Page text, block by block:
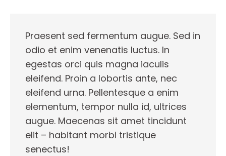
Praesent sed fermentum augue. Sed in
odio et enim venenatis luctus. In
egestas orci quis magna iaculis
eleifend. Proin a lobortis ante, nec
eleifend urna. Pellentesque a enim
elementum, tempor nulla id, ultrices
augue. Maecenas sit amet tincidunt
elit – habitant morbi tristique
senectus!